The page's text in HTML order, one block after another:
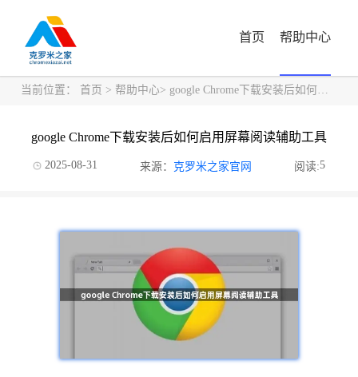
首页 帮助中心
当前位置： 首页 > 帮助中心> google Chrome下载安装后如何启用屏幕阅读辅助工具
google Chrome下载安装后如何启用屏幕阅读辅助工具
2025-08-31 来源： 克罗米之家官网 阅读:5